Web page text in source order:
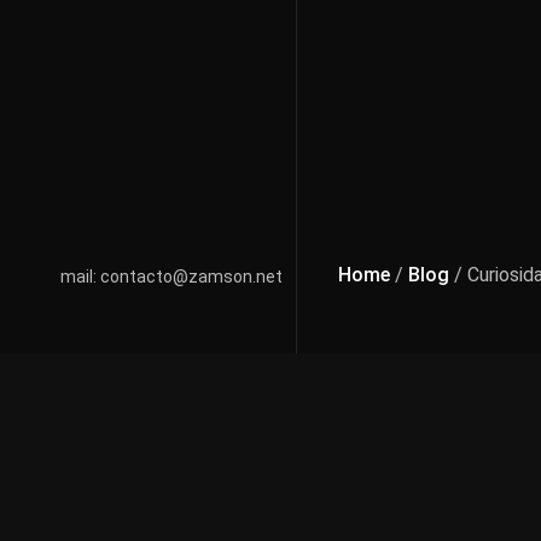
Home / Blog /
mail: contacto@zamson.net